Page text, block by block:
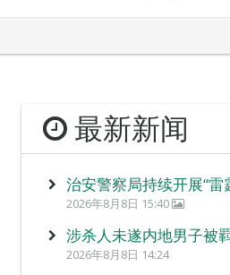
最新新闻
治安警察局持续开展“雷
2026年8月8日 15:40
涉杀人未遂内地男子被
2026年8月8日 14:24